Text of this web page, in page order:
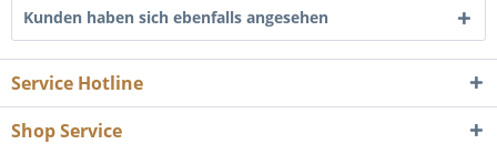
Kunden haben sich ebenfalls angesehen
Service Hotline
Shop Service